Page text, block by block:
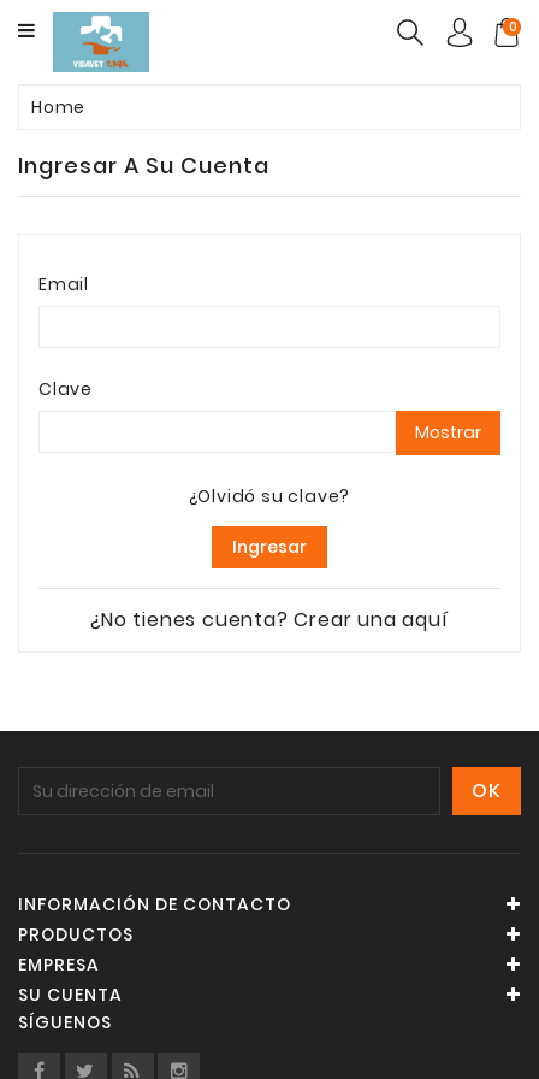
CATEGORY
MASCOTAS
FARMACOS
ARENAS
0
Home
Ingresar A Su Cuenta
Email
Clave
Mostrar
¿Olvidó su clave?
Ingresar
¿No tienes cuenta? Crear una aquí
INFORMACIÓN DE CONTACTO
PRODUCTOS
EMPRESA
SU CUENTA
SÍGUENOS